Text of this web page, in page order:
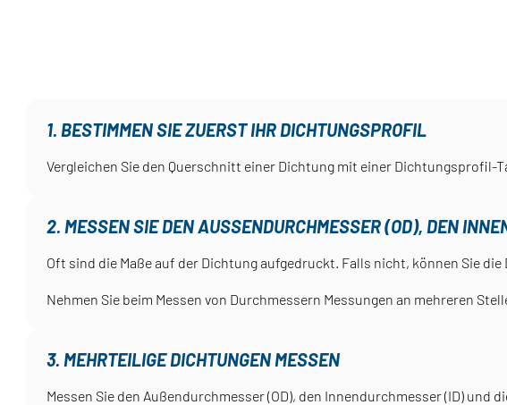
1. BESTIMMEN SIE ZUERST IHR DICHTUNGSPROFIL
Vergleichen Sie den Querschnitt einer Dichtung mit einer Dichtungsprofil-
2. MESSEN SIE DEN AUSSENDURCHMESSER (OD), DEN
Oft sind die Maße auf der Dichtung aufgedruckt. Falls nicht, können Sie
Nehmen Sie beim Messen von Durchmessern Messungen an mehreren
3. MEHRTEILIGE DICHTUNGEN MESSEN
Messen Sie den Außendurchmesser (OD), den Innendurchmesser (ID) und